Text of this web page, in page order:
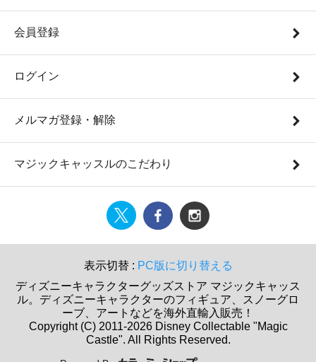
会員登録
ログイン
メルマガ登録・解除
マジックキャッスルのこだわり
表示切替 : PC版に切り替える
ディズニーキャラクターグッズストア マジックキャッス
ル。ディズニーキャラクターのフィギュア、スノーグロ
ーブ、アートなどを海外直輸入販売！
Copyright (C) 2011-2026 Disney Collectable "Magic
Castle". All Rights Reserved.